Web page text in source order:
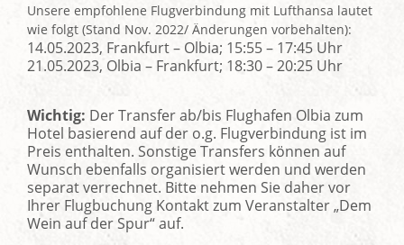
Unsere empfohlene Flugverbindung mit Lufthansa lautet
wie folgt (Stand Nov. 2022/ Änderungen vorbehalten):
14.05.2023, Frankfurt – Olbia; 15:55 – 17:45 Uhr
21.05.2023, Olbia – Frankfurt; 18:30 – 20:25 Uhr
Wichtig: Der Transfer ab/bis Flughafen Olbia zum
Hotel basierend auf der o.g. Flugverbindung ist im
Preis enthalten. Sonstige Transfers können auf
Wunsch ebenfalls organisiert werden und werden
separat verrechnet. Bitte nehmen Sie daher vor
Ihrer Flugbuchung Kontakt zum Veranstalter „Dem
Wein auf der Spur“ auf.